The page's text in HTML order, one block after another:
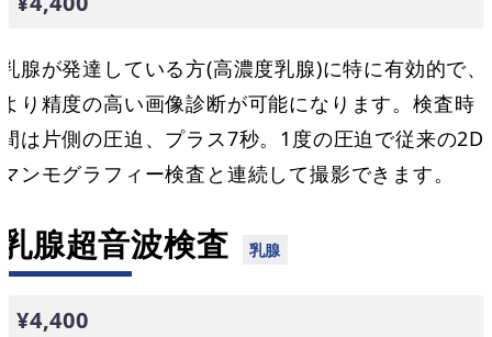
乳腺が発達している方(高濃度乳腺)に特に有効的で、
より精度の高い画像診断が可能になります。検査時
間は片側の圧迫、プラス7秒。1度の圧迫で従来の2D
マンモグラフィー検査と連続して撮影できます。
乳腺超音波検査
¥4,400